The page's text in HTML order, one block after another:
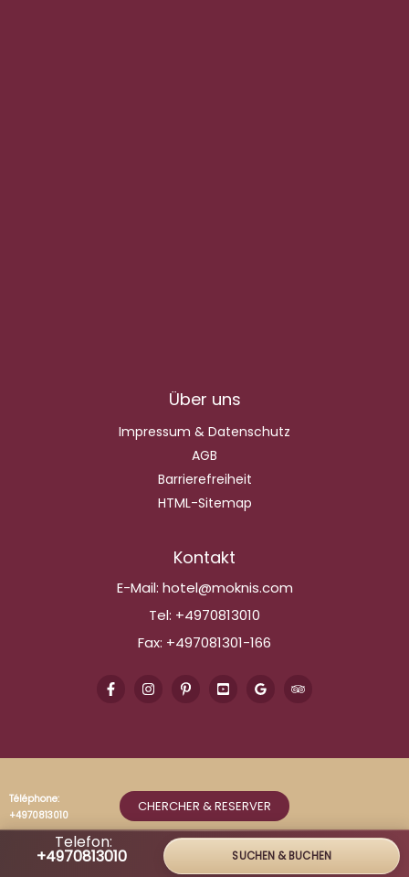
Über uns
Impressum & Datenschutz
AGB
Barrierefreiheit
HTML-Sitemap
Kontakt
E-Mail: hotel@moknis.com
Tel: +4970813010
Fax: +497081301-166
Telefon:
+4970813010 SUCHEN & BUCHEN
Téléphone:
+4970813010
CHERCHER & RESERVER